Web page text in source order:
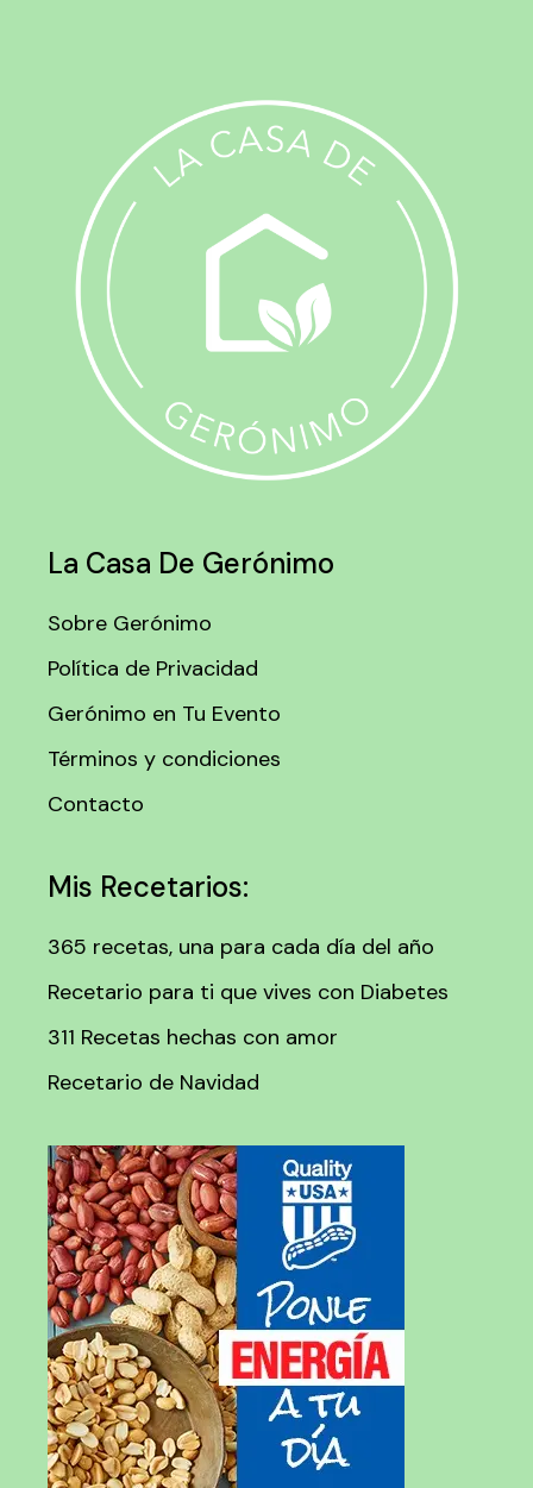
La Casa De Gerónimo
Sobre Gerónimo
Política de Privacidad
Gerónimo en Tu Evento
Términos y condiciones
Contacto
Mis Recetarios:
365 recetas, una para cada día del año
Recetario para ti que vives con Diabetes
311 Recetas hechas con amor
Recetario de Navidad